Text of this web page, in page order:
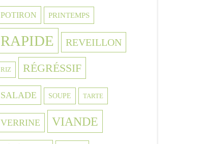
POTIRON PRINTEMPS
RAPIDE REVEILLON
RIZ RÉGRÉSSIF
SALADE SOUPE TARTE
VERRINE VIANDE